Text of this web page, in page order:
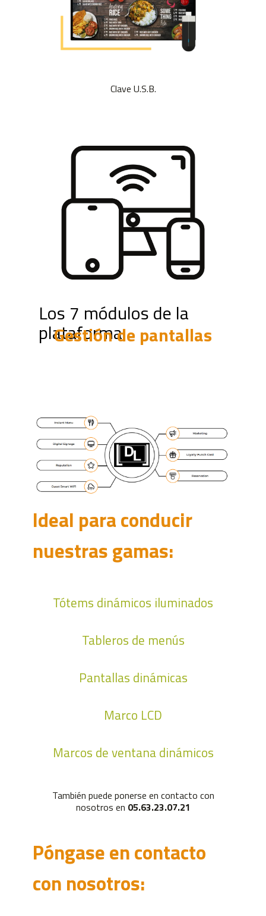
Clave U.S.B.
Los 7 módulos de la
plataforma
Gestión de pantallas
Ideal para conducir
nuestras gamas:
Tótems dinámicos iluminados
Tableros de menús
Pantallas dinámicas
Marco LCD
Marcos de ventana dinámicos
También puede ponerse en contacto con
nosotros en 05.63.23.07.21
Póngase en contacto
con nosotros: